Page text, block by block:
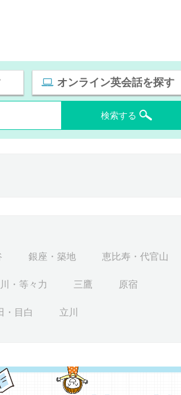
オンライン英会話を探す
検索する
銀座・築地 恵比寿・代官山
・等々力 三鷹 原宿
・目白 立川